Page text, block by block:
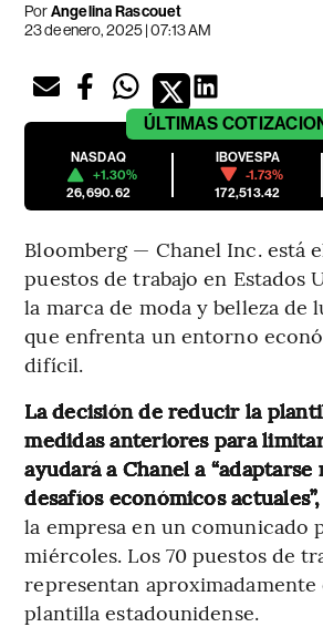
PorAngelina Rascouet
23 de enero, 2025 | 07:13 AM
ÚLTIMAS
NASDAQ
+1.30%
26,690.62
IBOVESPA
-1.73%
172,513.42
Bloomberg — Chanel Inc. está
puestos de trabajo en Estados
la marca de moda y belleza de
que enfrenta un entorno
difícil.
La decisión de reducir la
medidas anteriores para
ayudará a Chanel a “adaptarse
desafíos económicos actuales”,
la empresa en un comunicado
miércoles. Los 70 puestos de
representan aproximadamente
plantilla estadounidense.